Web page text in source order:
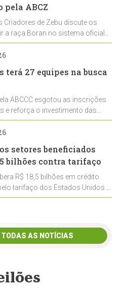
pela ABCZ
de Zebu discute os
a raça Boran no sistema oficial
para sua expansão na
terá 27 equipes na busca
ABCCC esgotou as inscrições
e reforça o investimento das
de Cavalos Crioulos voltados
setores beneficiados
bilhões contra tarifaço
R$ 18,5 bilhões em crédito
tarifaço dos Estados Unidos e
estratégicos
TODAS AS NOTÍCIAS